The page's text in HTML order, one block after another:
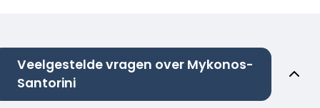
Veelgestelde vragen over Mykonos-
Santorini